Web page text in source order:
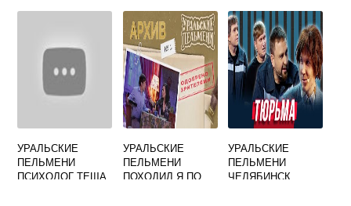
УРАЛЬСКИЕ
ПЕЛЬМЕНИ
ПСИХОЛОГ ТЕЩА
УРАЛЬСКИЕ
ПЕЛЬМЕНИ
ПОХОДИЛ Я ПО
УРАЛЬСКИЕ
ПЕЛЬМЕНИ
ЧЕЛЯБИНСК